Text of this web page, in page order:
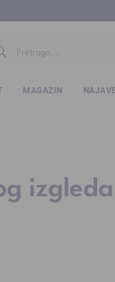
MAGAZIN NAJAVE